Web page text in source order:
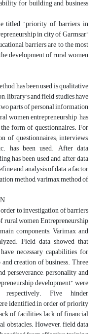
for building and business
titled “priority of barriers in
in city of Garmsar”
barriers are to the most
development of rural women
has been used is qualitative
library’s and field studies have
parts of personal information
women entrepreneurship has
form of questionnaires. For
of questionnaires; interviews,
has been used. After data
has been used and after data
and analysis of data, a factor
method, varimax method of
to investigation of barriers
rural women Entrepreneurship
components, Varimax and
Field data showed that
necessary capabilities for
creation of business. Three
perseverance, personality and
development” were
Five hinder
identified in order of priority
of facilities, lack of financial
obstacles. However, field data